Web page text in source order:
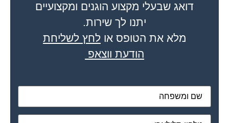
דואג שבעלי מקצוע הוגנים ומקצועיים
יתנו לך שירות.
מלא את הטופס או לחץ לשליחת
הודעת ווצאפ